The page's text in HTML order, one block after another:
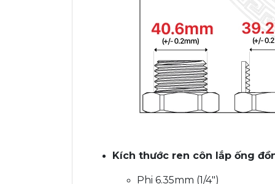
Kích thước ren côn lắp ống
Phi 6.35mm (1/4")